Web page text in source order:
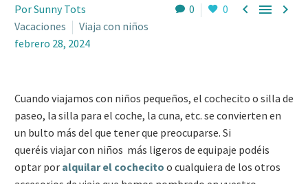
0 0   
Por Sunny Tots
Vacaciones
Viaja con niños
febrero 28, 2024
Cuando viajamos con niños pequeños, el cochecito o silla de
paseo, la silla para el coche, la cuna, etc. se convierten en
un bulto más del que tener que preocuparse. Si
queréis viajar con niños más ligeros de equipaje podéis
optar por alquilar el cochecito o cualquiera de los otros